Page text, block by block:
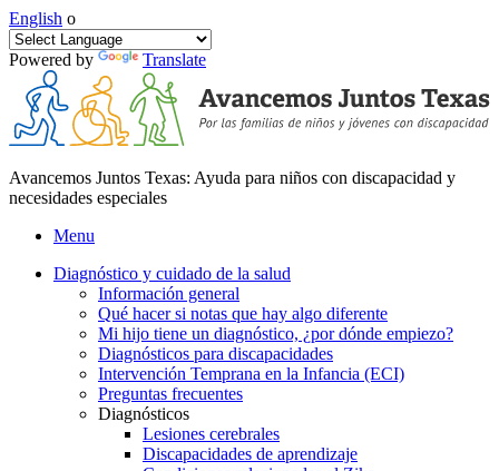
English o
Powered by Translate
Avancemos Juntos Texas: Ayuda para niños con discapacidad y
necesidades especiales
Menu
Diagnóstico y cuidado de la salud
Información general
Qué hacer si notas que hay algo diferente
Mi hijo tiene un diagnóstico, ¿por dónde empiezo?
Diagnósticos para discapacidades
Intervención Temprana en la Infancia (ECI)
Preguntas frecuentes
Diagnósticos
Lesiones cerebrales
Discapacidades de aprendizaje